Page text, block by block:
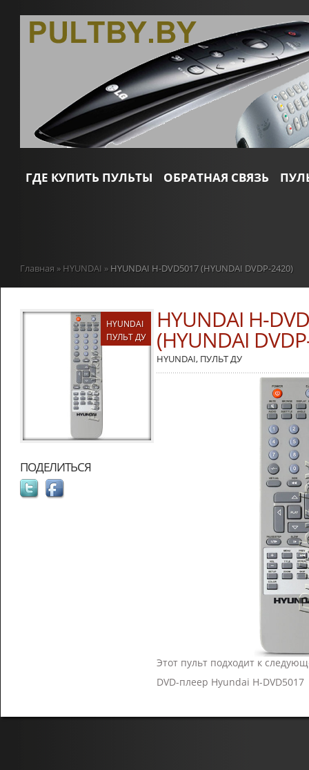
ГДЕ КУПИТЬ ПУЛЬТЫ ОБРАТНАЯ СВЯЗЬ
Главная » HYUNDAI » HYUNDAI H-DVD5017 (HYUNDAI DVDP-2420)
HYUNDAI
ПУЛЬТ ДУ
ПОДЕЛИТЬСЯ
HYUNDAI H-
(HYUNDAI
HYUNDAI, ПУЛЬТ ДУ
Этот пульт подходит к
DVD-плеер Hyundai H-DVD5017